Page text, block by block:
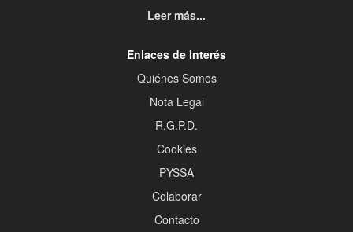
Leer más...
Enlaces de Interés
Quiénes Somos
Nota Legal
R.G.P.D.
Cookies
PYSSA
Colaborar
Contacto